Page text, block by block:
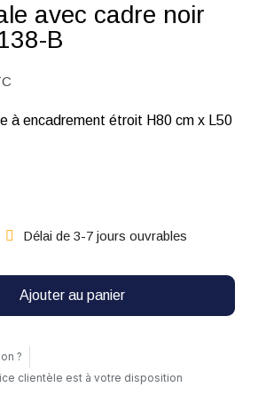
avec cadre noir
B
à encadrement étroit H80 cm x L50
Délai de 3-7 jours ouvrables
Ajouter au panier
?
clientèle est à votre disposition